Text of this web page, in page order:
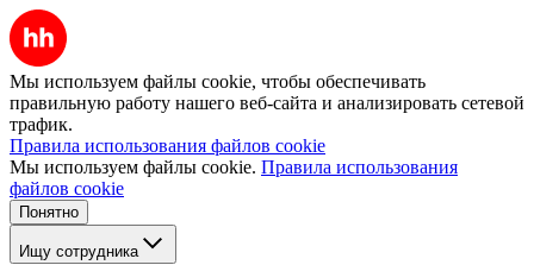
Мы используем файлы cookie, чтобы обеспечивать
правильную работу нашего веб-сайта и анализировать сетевой
трафик.
Правила использования файлов cookie
Мы используем файлы cookie. Правила использования
файлов cookie
Понятно
Ищу сотрудника